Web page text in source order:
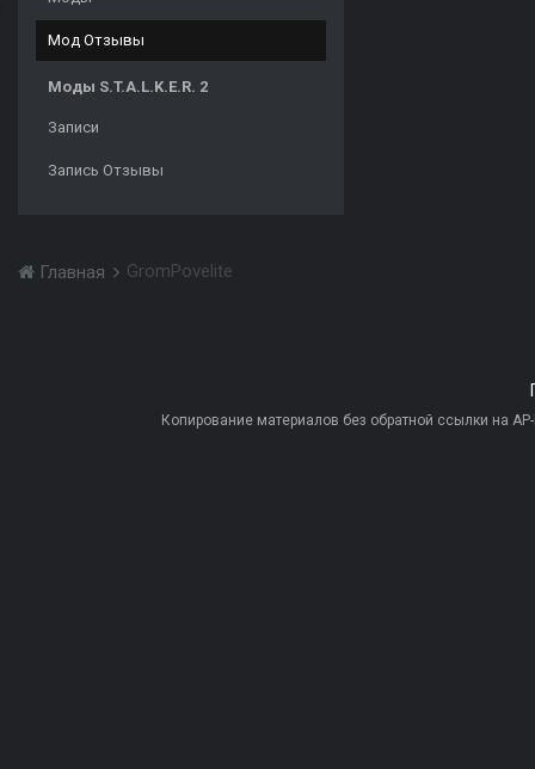
Мод Отзывы
Моды S.T.A.L.K.E.R. 2
Записи
Запись Отзывы
Главная GromPovelite
Копирование материалов без обратной ссылки на